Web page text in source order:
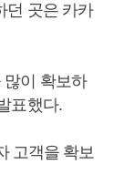
던 곳은 카카
많이 확보하
표했다.
고객을 확보